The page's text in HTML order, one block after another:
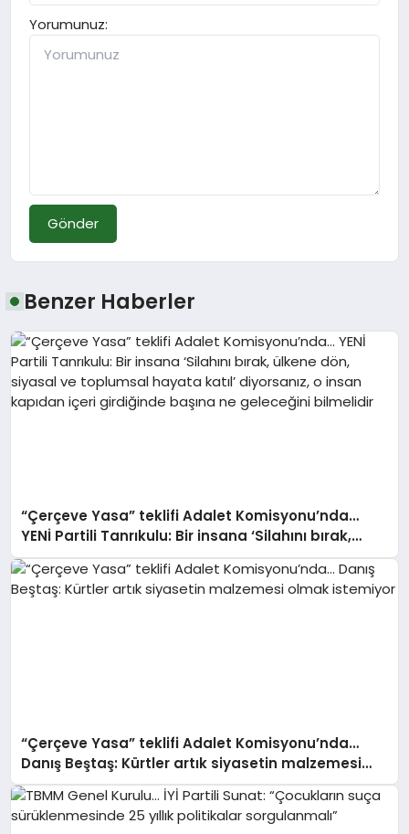
Yorumunuz:
Gönder
Benzer Haberler
“Çerçeve Yasa” teklifi Adalet Komisyonu’nda…
YENİ Partili Tanrıkulu: Bir insana ‘Silahını bırak,
ülkene dön, siyasal ve toplumsal hayata katıl’
diyorsanız, o insan kapıdan içeri girdiğinde başına
ne geleceğini bilmelidir
“Çerçeve Yasa” teklifi Adalet Komisyonu’nda…
Danış Beştaş: Kürtler artık siyasetin malzemesi
olmak istemiyor